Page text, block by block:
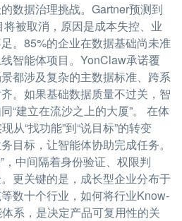
数据治理挑战。Gartner预测到
被取消，原因是成本失控、业
。85%的企业在数据基础尚未准
智能体项目。YonClaw承诺覆
都涉及复杂的主数据标准、跨系
。如果基础数据质量不过关，智
“建立在流沙之上的大厦”。 在体
从“找功能”到“说目标”的转变
标，让智能体协助完成任务。
，中间隔着身份验证、权限判
更关键的是，成长型企业分布于
数十个行业，如何将行业Know-
系，是决定产品可复用性的关